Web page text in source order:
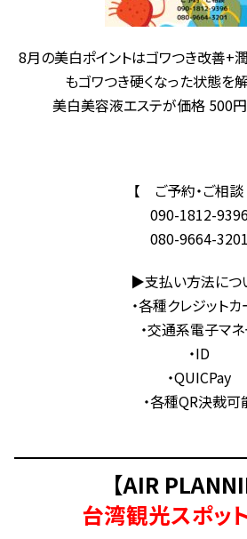
8月の美白ポイントはゴワつき改善+
もゴワつき硬くなった状態を
美白美容液エステが価格 500
【 ご予約・ご相
090-1812-
080-9664-3201
▶支払い方法につ
・各種クレジットカ
・交通系電子マ
・ID
・QUICPay
・各種QR決裁可
【AIR
台湾観光スポッ